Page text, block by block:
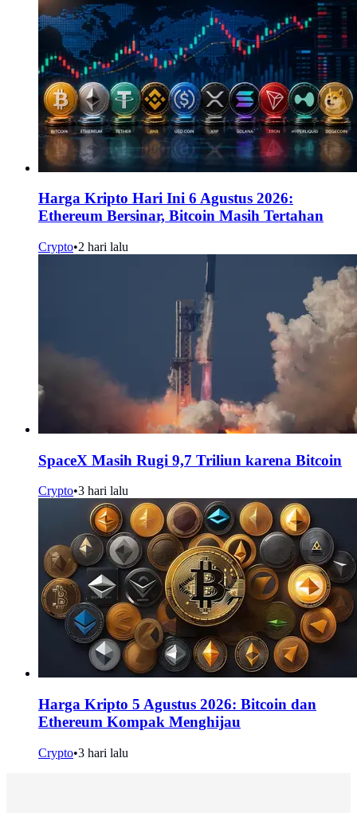
Harga Kripto Hari Ini 6 Agustus 2026:
Ethereum Bersinar, Bitcoin Masih Tertahan
Crypto•2 hari lalu
SpaceX Masih Rugi 9,7 Triliun karena Bitcoin
Crypto•3 hari lalu
Harga Kripto 5 Agustus 2026: Bitcoin dan
Ethereum Kompak Menghijau
Crypto•3 hari lalu